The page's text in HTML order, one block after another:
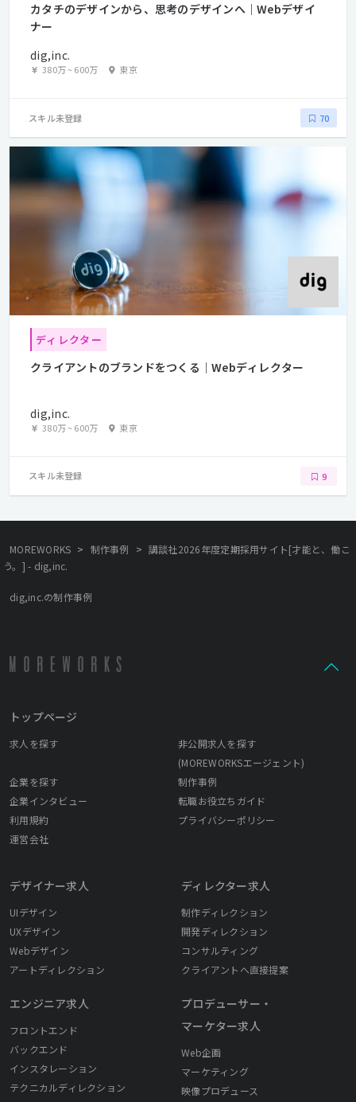
カタチのデザインから、思考のデザインへ｜Webデザイ
ナー
dig,inc.
380万~600万 東京
スキル未登録 70
ディレクター
クライアントのブランドをつくる｜Webディレクター
dig,inc.
380万~600万 東京
スキル未登録 9
MOREWORKS > 制作事例 > 講談社2026年度定期採用サイト[才能と、働こ
う。] - dig,inc.
dig,inc.の制作事例
トップページ
求人を探す
非公開求人を探す
(MOREWORKSエージェント)
企業を探す
制作事例
企業インタビュー
転職お役立ちガイド
利用規約
プライバシーポリシー
運営会社
デザイナー求人
UIデザイン
UXデザイン
Webデザイン
アートディレクション
エンジニア求人
フロントエンド
バックエンド
インスタレーション
テクニカルディレクション
ディレクター求人
制作ディレクション
開発ディレクション
コンサルティング
クライアントへ直接提案
プロデューサー・
マーケター求人
Web企画
マーケティング
映像プロデュース